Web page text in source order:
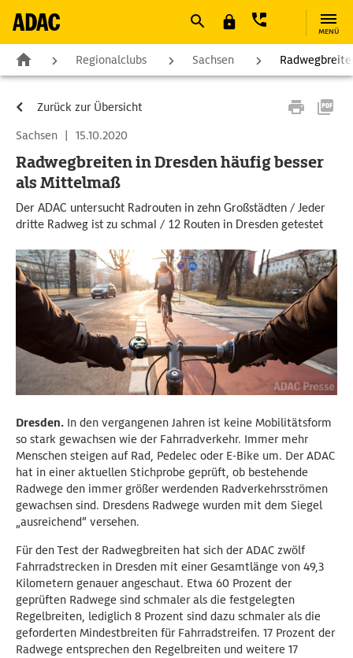
MENÜ
Regionalclubs Sachsen
Zurück zur Übersicht
Sachsen | 15.10.2020
Radwegbreiten in Dresden häufig besser
als Mittelmaß
Der ADAC untersucht Radrouten in zehn Großstädten / Jeder
dritte Radweg ist zu schmal / 12 Routen in Dresden getestet
Dresden. In den vergangenen Jahren ist keine Mobilitätsform
so stark gewachsen wie der Fahrradverkehr. Immer mehr
Menschen steigen auf Rad, Pedelec oder E-Bike um. Der ADAC
hat in einer aktuellen Stichprobe geprüft, ob bestehende
Radwege den immer größer werdenden Radverkehrsströmen
gewachsen sind. Dresdens Radwege wurden mit dem Siegel
„ausreichend“ versehen.
Für den Test der Radwegbreiten hat sich der ADAC zwölf
Fahrradstrecken in Dresden mit einer Gesamtlänge von 49,3
Kilometern genauer angeschaut. Etwa 60 Prozent der
geprüften Radwege sind schmaler als die festgelegten
Regelbreiten, lediglich 8 Prozent sind dazu schmaler als die
geforderten Mindestbreiten für Fahrradstreifen. 17 Prozent der
Radwege entsprechen den Regelbreiten und weitere 17